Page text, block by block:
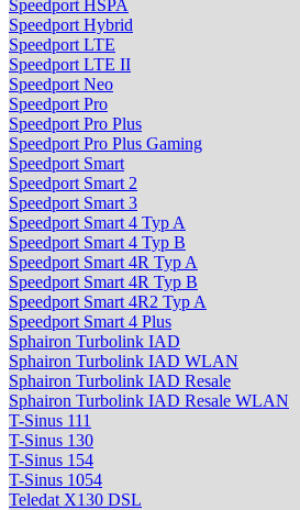
Speedport HSPA
Speedport Hybrid
Speedport LTE
Speedport LTE II
Speedport Neo
Speedport Pro
Speedport Pro Plus
Speedport Pro Plus Gaming
Speedport Smart
Speedport Smart 2
Speedport Smart 3
Speedport Smart 4 Typ A
Speedport Smart 4 Typ B
Speedport Smart 4R Typ A
Speedport Smart 4R Typ B
Speedport Smart 4R2 Typ A
Speedport Smart 4 Plus
Sphairon Turbolink IAD
Sphairon Turbolink IAD WLAN
Sphairon Turbolink IAD Resale
Sphairon Turbolink IAD Resale WLAN
T-Sinus 111
T-Sinus 130
T-Sinus 154
T-Sinus 1054
Teledat X130 DSL